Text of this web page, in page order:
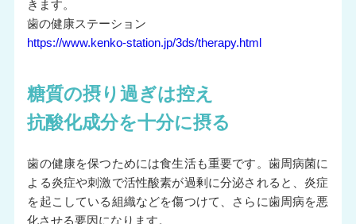
きます。
歯の健康ステーション
https://www.kenko-station.jp/3ds/therapy.html
糖質の摂り過ぎは控え
抗酸化成分を十分に摂る
歯の健康を保つためには食生活も重要です。歯周病菌に
よる炎症や刺激で活性酸素が過剰に分泌されると、炎症
を起こしている組織などを傷つけて、さらに歯周病を悪
化させる要因になります。